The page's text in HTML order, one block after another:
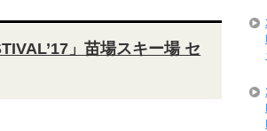
」苗場スキー場 セ